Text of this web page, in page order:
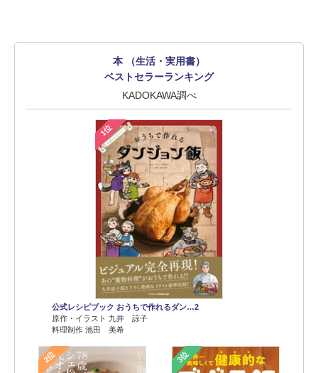
本 （生活・実用書）
ベストセラーランキング
KADOKAWA調べ
1位
公式レシピブック おうちで作れるダン…2
原作・イラスト 九井 諒子
料理制作 池田 美希
2位 3位